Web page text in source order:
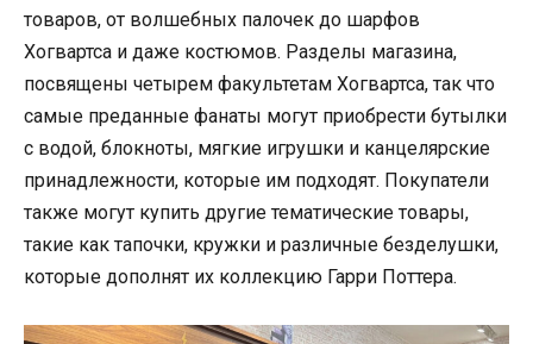
товаров, от волшебных палочек до шарфов
Хогвартса и даже костюмов. Разделы магазина,
посвящены четырем факультетам Хогвартса, так что
самые преданные фанаты могут приобрести бутылки
с водой, блокноты, мягкие игрушки и канцелярские
принадлежности, которые им подходят. Покупатели
также могут купить другие тематические товары,
такие как тапочки, кружки и различные безделушки,
которые дополнят их коллекцию Гарри Поттера.